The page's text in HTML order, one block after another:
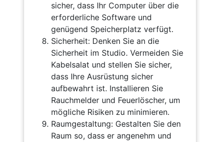
sicher, dass Ihr Computer über die
erforderliche Software und
genügend Speicherplatz verfügt.
Sicherheit: Denken Sie an die
Sicherheit im Studio. Vermeiden Sie
Kabelsalat und stellen Sie sicher,
dass Ihre Ausrüstung sicher
aufbewahrt ist. Installieren Sie
Rauchmelder und Feuerlöscher, um
mögliche Risiken zu minimieren.
Raumgestaltung: Gestalten Sie den
Raum so, dass er angenehm und